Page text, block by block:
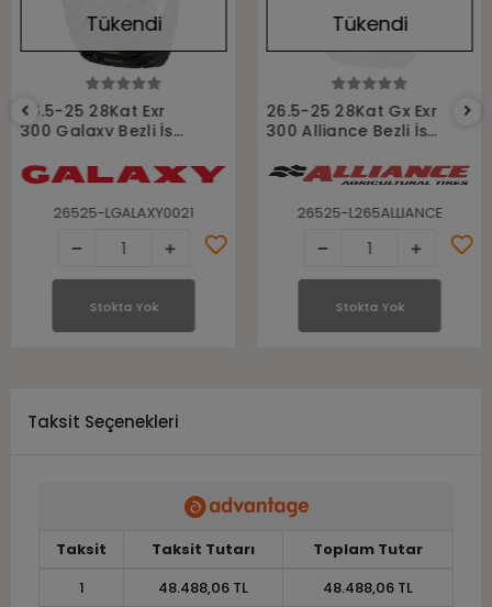
Stokta Yok
Tükendi
26.5-25 28Kat Exr
300 Galaxy Bezli İş
Lastiği
26525-LGALAXY0021
Stokta Yok
Stokta Yok
Tükendi
26.5-25 28Kat Gx Exr
300 Alliance Bezli İş
Lastiği
26525-L265ALLIANCE
Stokta Yok
Taksit Seçenekleri
Taksit Taksit Tutarı
Toplam Tutar
1
48.488,06 TL 48.488,06 TL